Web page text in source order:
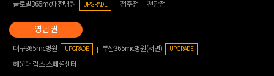
글로벌365mc대전병원 UPGRADE 청주점 천안점
대구365mc병원 UPGRADE 부산365mc병원(서면) UPGRADE
해운대 람스 스페셜센터